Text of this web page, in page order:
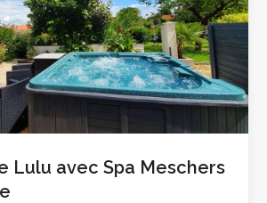
Lulu avec Spa Meschers